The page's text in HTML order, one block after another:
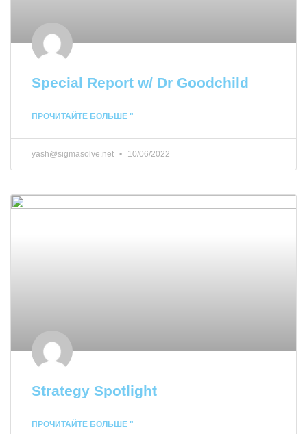
Special Report w/ Dr Goodchild
ПРОЧИТАЙТЕ БОЛЬШЕ "
yash@sigmasolve.net 10/06/2022
Strategy Spotlight
ПРОЧИТАЙТЕ БОЛЬШЕ "